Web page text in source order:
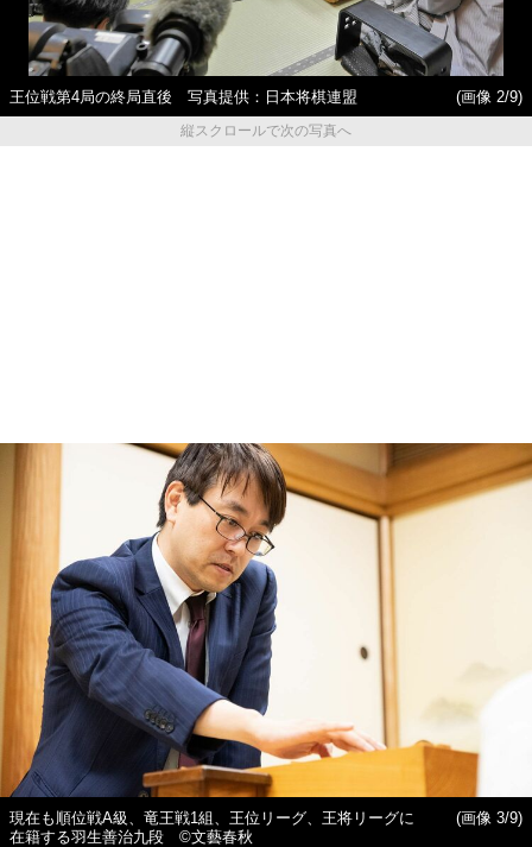
王位戦第4局の終局直後 写真提供：日本将棋連盟
(画像 2/9)
縦スクロールで次の写真へ
現在も順位戦A級、竜王戦1組、王位リーグ、王将リーグに
在籍する羽生善治九段 ©文藝春秋
(画像 3/9)